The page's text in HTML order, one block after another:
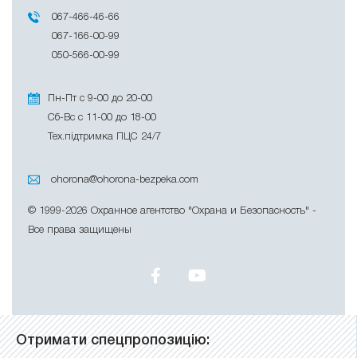
067-466-46-66
067-166-00-99
050-566-00-99
Пн-Пт с 9-00 до 20-00
Сб-Вс с 11-00 до 18-00
Тех.підтримка ПЦС 24/7
ohorona@ohorona-bezpeka.com
© 1999-2026 Охранное агентство "Охрана и Безопасность" -
Все права защищены
Отримати спецпропозицію: